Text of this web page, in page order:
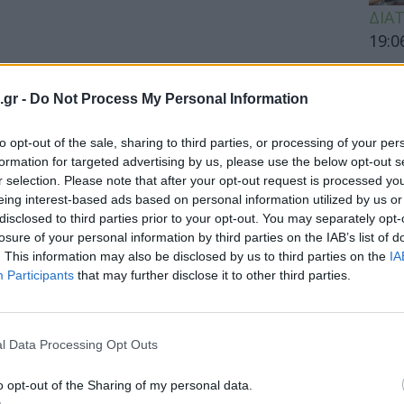
- Do Not Process My Personal Information
opt-out of the sale, sharing to third parties, or processing of your
for targeted advertising by us, please use the below opt-out
selection. Please note that after your opt-out request is processed
interest-based ads based on personal information utilized by us
to third parties prior to your opt-out. You may separately
of your personal information by third parties on the IAB’s list of
This information may also be disclosed by us to third parties on the
Participants that may further disclose it to other third parties.
Data Processing Opt Outs
opt-out of the Sharing of my personal data.
η Ελλάδα ως προς την ευζωία
άνθρωπος τρίτης ηλικίας είναι η Ελβετία